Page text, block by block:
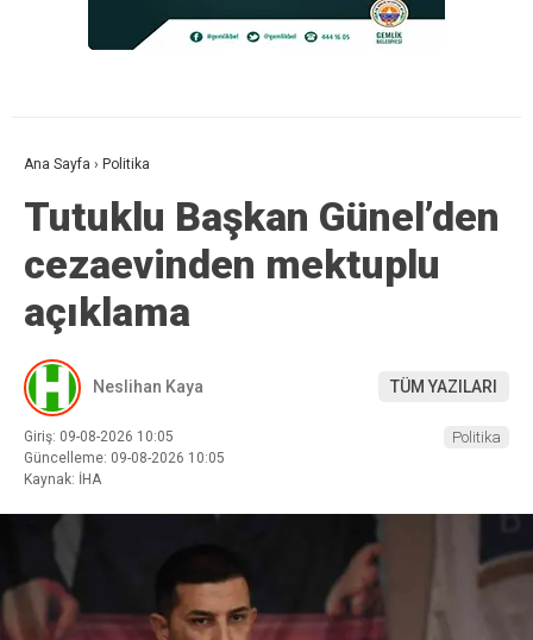
Ana Sayfa › Politika
Tutuklu Başkan Günel’den
cezaevinden mektuplu
açıklama
Neslihan Kaya TÜM YAZILARI
Giriş: 09-08-2026 10:05
Güncelleme: 09-08-2026 10:05
Kaynak: İHA
Politika